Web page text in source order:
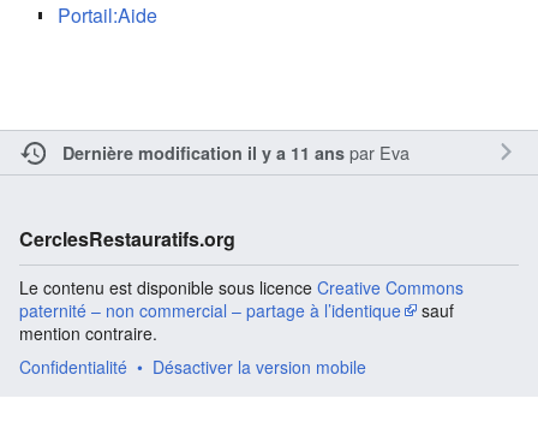
Portail:Aide
Dernière modification il y a 11 anspar Eva
CerclesRestauratifs.org
Le contenu est disponible sous licence Creative Commons
paternité – non commercial – partage à l’identique
sauf
mention contraire.
Confidentialité
Désactiver la version mobile